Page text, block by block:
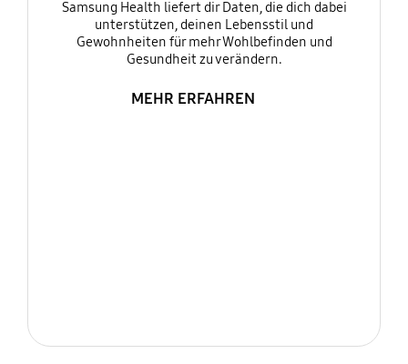
Samsung Health liefert dir Daten, die dich dabei
unterstützen, deinen Lebensstil und
Gewohnheiten für mehr Wohlbefinden und
Gesundheit zu verändern.
MEHR ERFAHREN